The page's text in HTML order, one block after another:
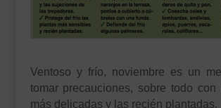
Ventoso y frío, noviembre es un
tomar precauciones, sobre todo con
más delicadas y las recién plantadas.